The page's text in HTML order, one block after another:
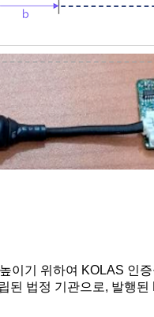
이기 위하여 KOLAS 인
된 법정 기관으로, 발행